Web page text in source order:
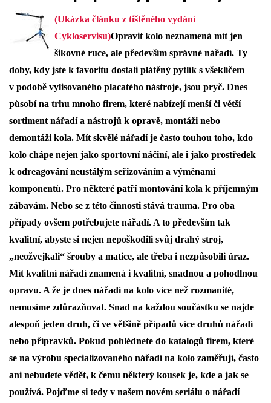
(Ukázka článku z tištěného vydání
Cykloservisu)Opravit kolo neznamená mít jen
šikovné ruce, ale především správné nářadí. Ty
doby, kdy jste k favoritu dostali plátěný pytlík s všeklíčem
v podobě vylisovaného placatého nástroje, jsou pryč. Dnes
působí na trhu mnoho firem, které nabízejí menší či větší
sortiment nářadí a nástrojů k opravě, montáži nebo
demontáži kola. Mít skvělé nářadí je často touhou toho, kdo
kolo chápe nejen jako sportovní náčiní, ale i jako prostředek
k odreagování neustálým seřizováním a výměnami
komponentů. Pro některé patří montování kola k příjemným
zábavám. Nebo se z této činnosti stává trauma. Pro oba
případy ovšem potřebujete nářadí. A to především tak
kvalitní, abyste si nejen nepoškodili svůj drahý stroj,
„neožvejkali“ šrouby a matice, ale třeba i nezpůsobili úraz.
Mít kvalitní nářadí znamená i kvalitní, snadnou a pohodlnou
opravu. A že je dnes nářadí na kolo více než rozmanité,
nemusíme zdůrazňovat. Snad na každou součástku se najde
alespoň jeden druh, či ve většině případů více druhů nářadí
nebo přípravků. Pokud pohlédnete do katalogů firem, které
se na výrobu specializovaného nářadí na kolo zaměřují, často
ani nebudete vědět, k čemu některý kousek je, kde a jak se
používá. Pojďme si tedy v našem novém seriálu o nářadí